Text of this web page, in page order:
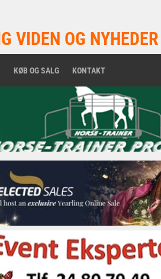
VIDEN OG
KØB OG SALG KONTAKT